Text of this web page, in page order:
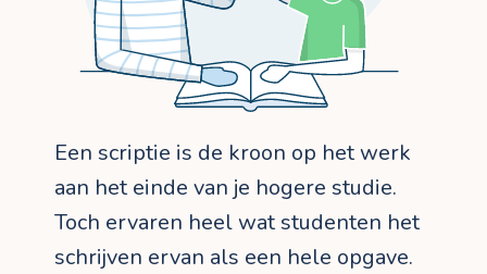
Een scriptie is de kroon op het werk
aan het einde van je hogere studie.
Toch ervaren heel wat studenten het
schrijven ervan als een hele opgave.